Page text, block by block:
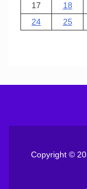
17
18
24
25
Copyright ©